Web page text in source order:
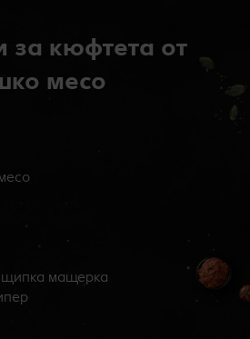
за кюфтета от
месо
мащерка